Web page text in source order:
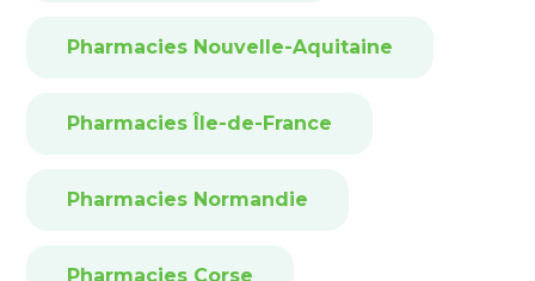
Pharmacies Nouvelle-Aquitaine
Pharmacies Île-de-France
Pharmacies Normandie
Pharmacies Corse